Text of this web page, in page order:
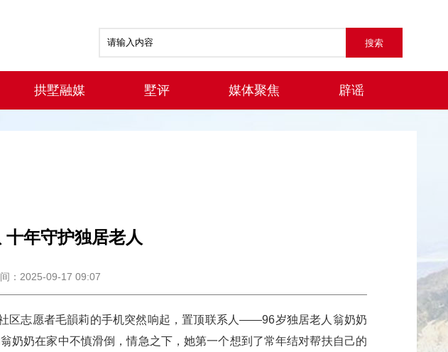
拱墅融媒 墅评 媒体聚焦 辟谣
年守护独居老人
：2025-09-17 09:07
区志愿者毛韻莉的手机突然响起，置顶联系人——96岁独居老人翁奶奶
奶奶在家中不慎滑倒，情急之下，她第一个想到了常年结对帮扶自己的